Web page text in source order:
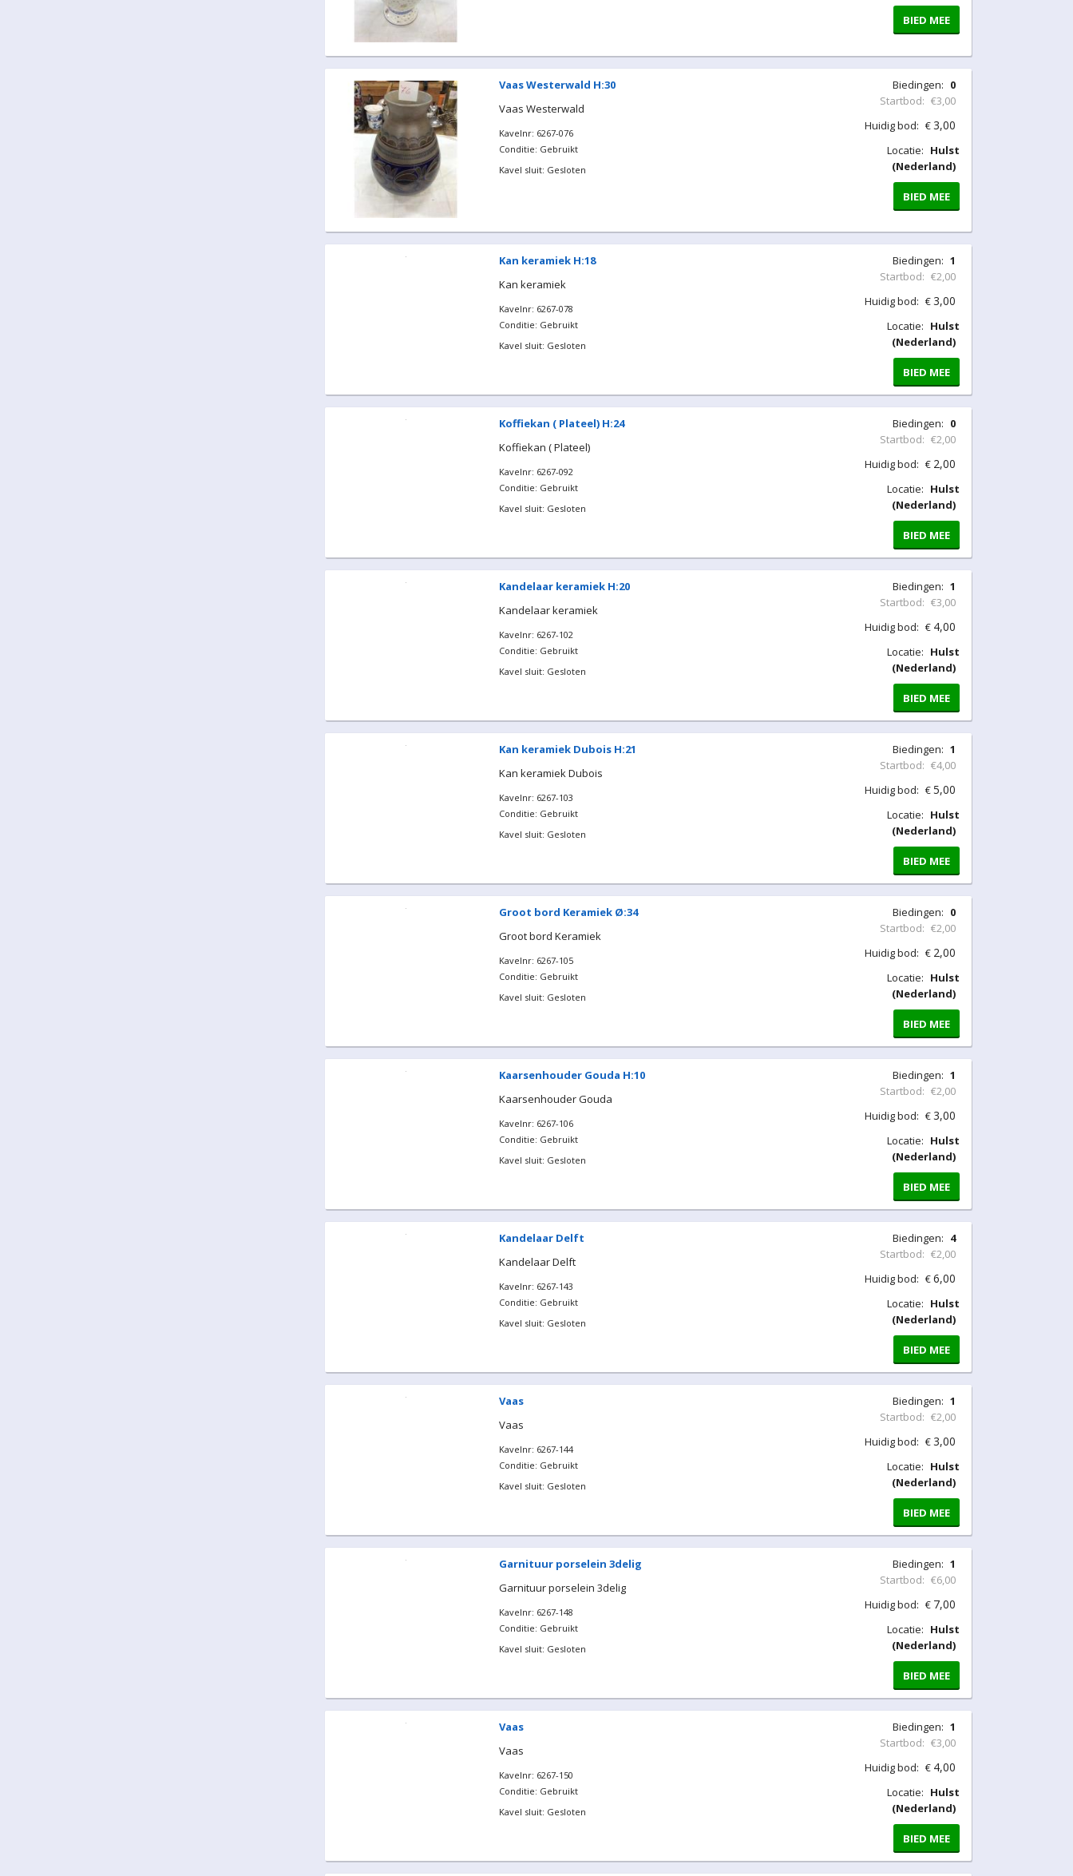
BIED MEE
Vaas Westerwald H:30
Vaas Westerwald
Kavelnr: 6267-076
Conditie: Gebruikt
Kavel sluit: Gesloten
Biedingen: 0
Startbod: €3,00
Huidig bod: €3,00
Locatie: Hulst
(Nederland)
BIED MEE
Kan keramiek H:18
Kan keramiek
Kavelnr: 6267-078
Conditie: Gebruikt
Kavel sluit: Gesloten
Biedingen: 1
Startbod: €2,00
Huidig bod: €3,00
Locatie: Hulst
(Nederland)
BIED MEE
Koffiekan ( Plateel) H:24
Koffiekan ( Plateel)
Kavelnr: 6267-092
Conditie: Gebruikt
Kavel sluit: Gesloten
Biedingen: 0
Startbod: €2,00
Huidig bod: € 2,00
Locatie: Hulst
(Nederland)
BIED MEE
Kandelaar keramiek H:20
Kandelaar keramiek
Kavelnr: 6267-102
Conditie: Gebruikt
Kavel sluit: Gesloten
Biedingen: 1
Startbod: €3,00
Huidig bod: € 4,00
Locatie: Hulst
(Nederland)
BIED MEE
Kan keramiek Dubois H:21
Kan keramiek Dubois
Kavelnr: 6267-103
Conditie: Gebruikt
Kavel sluit: Gesloten
Biedingen: 1
Startbod: €4,00
Huidig bod: €5,00
Locatie: Hulst
(Nederland)
BIED MEE
Groot bord Keramiek Ø:34
Groot bord Keramiek
Kavelnr: 6267-105
Conditie: Gebruikt
Kavel sluit: Gesloten
Biedingen: 0
Startbod: €2,00
Huidig bod: € 2,00
Locatie: Hulst
(Nederland)
BIED MEE
Kaarsenhouder Gouda H:10
Kaarsenhouder Gouda
Kavelnr: 6267-106
Conditie: Gebruikt
Kavel sluit: Gesloten
Biedingen: 1
Startbod: €2,00
Huidig bod: €3,00
Locatie: Hulst
(Nederland)
BIED MEE
Kandelaar Delft
Kandelaar Delft
Kavelnr: 6267-143
Conditie: Gebruikt
Kavel sluit: Gesloten
Biedingen: 4
Startbod: €2,00
Huidig bod: €6,00
Locatie: Hulst
(Nederland)
BIED MEE
Vaas
Vaas
Kavelnr: 6267-144
Conditie: Gebruikt
Kavel sluit: Gesloten
Biedingen: 1
Startbod: €2,00
Huidig bod: €3,00
Locatie: Hulst
(Nederland)
BIED MEE
Garnituur porselein 3delig
Garnituur porselein 3delig
Kavelnr: 6267-148
Conditie: Gebruikt
Kavel sluit: Gesloten
Biedingen: 1
Startbod: €6,00
Huidig bod: € 7,00
Locatie: Hulst
(Nederland)
BIED MEE
Vaas
Vaas
Kavelnr: 6267-150
Conditie: Gebruikt
Kavel sluit: Gesloten
Biedingen: 1
Startbod: €3,00
Huidig bod: € 4,00
Locatie: Hulst
(Nederland)
BIED MEE